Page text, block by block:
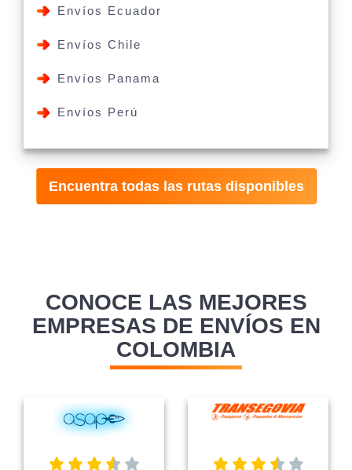
Envíos Ecuador
Envíos Chile
Envíos Panama
Envíos Perú
Encuentra todas las rutas disponibles
CONOCE LAS MEJORES
EMPRESAS DE ENVÍOS EN
COLOMBIA